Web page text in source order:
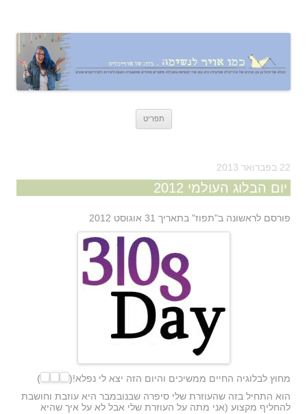
תפריט
22 בפברואר 2013
יום הבלוג העולמי 2012
פורסם לראשונה ב"תפוז" בתאריך 31 אוגוסט 2012
מחוץ לבלוגיה החיים ממשיכים והיום הזה יצא לי נפלא!(
)
הוא התחיל בזה שהעוזרת שלי סיפרה שבנובמבר היא עוזבת וחושבת
להחליף מקצוע (אני מתה על העוזרת שלי אבל לא על איך שהיא